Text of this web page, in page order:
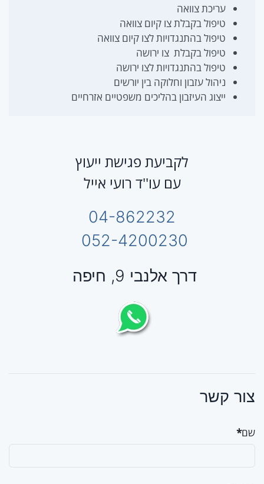
עריכת צוואה
טיפול בקבלת צו קיום צוואה
טיפול בהתנגדויות לצו קיום צוואה
טיפול בקבלת צו ירושה
טיפול בהתנגדויות לצו ירושה
ניהול עזבון וחלוקה בין יורשים
ייצוג העיזבון בהליכים משפטיים אזרחיים
לקביעת פגישת ייעוץ
עם עו''ד רועי אייל
04-862232
052-4200230
דרך אלנבי 9, חיפה
צור קשר
שם*